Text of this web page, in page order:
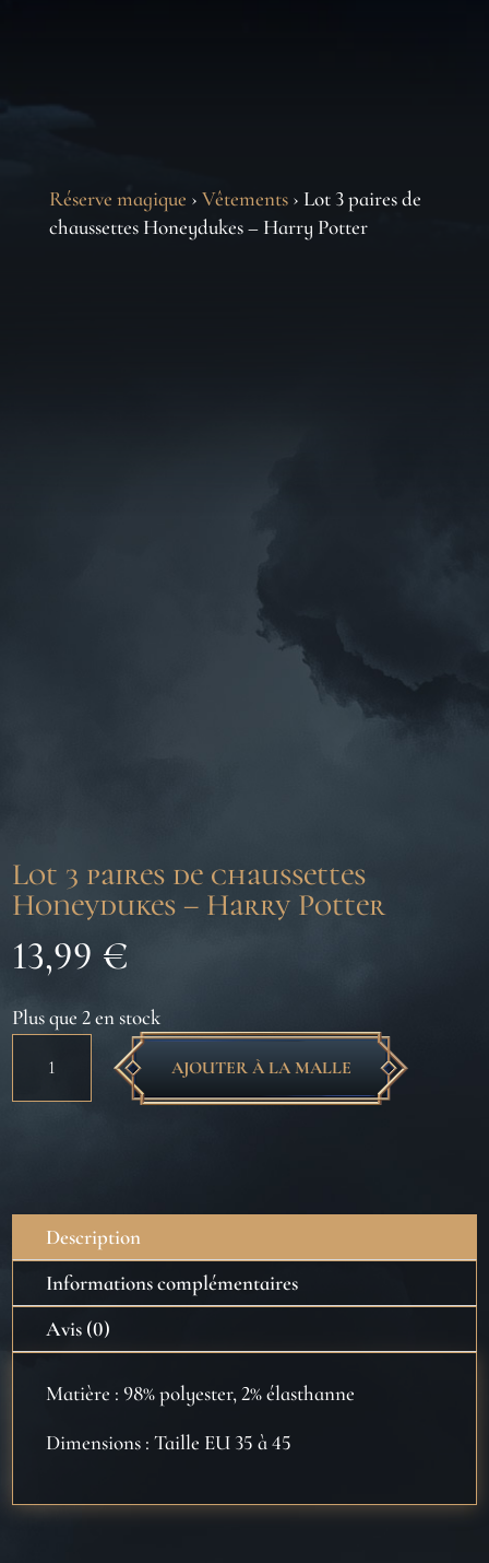
Réserve magique › Vêtements› Lot 3 paires de
chaussettes Honeydukes – Harry Potter
Lot 3 paires de chaussettes
Honeydukes – Harry Potter
13,99 €
Plus que 2 en stock
Lot
chaussettes
Honeydukes
Harry
Potter
AJOUTER À LA MALLE
Description
Informations complémentaires
Avis (0)
Matière : 98% polyester, 2% élasthanne
Dimensions : Taille EU 35 à 45